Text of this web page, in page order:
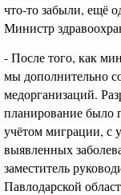
что-то забыли, ещё
Министр
- После того, как
мы дополнительно
медорганизаций.
планирование было
учётом миграции, с
выявленных
заместитель
Павлодарской